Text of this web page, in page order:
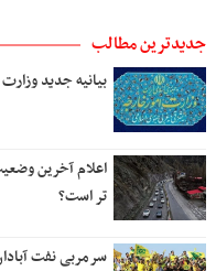
جدیدترین مطالب
بیانیه جدید
اعلام آخرین
تر است؟
سرمربی نفت